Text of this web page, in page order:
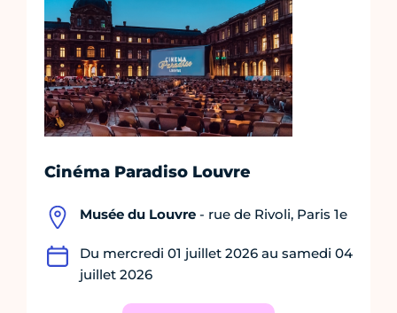
Cinéma Paradiso Louvre
Musée du Louvre - rue de Rivoli, Paris 1e
Du mercredi 01 juillet 2026 au samedi 04
juillet 2026